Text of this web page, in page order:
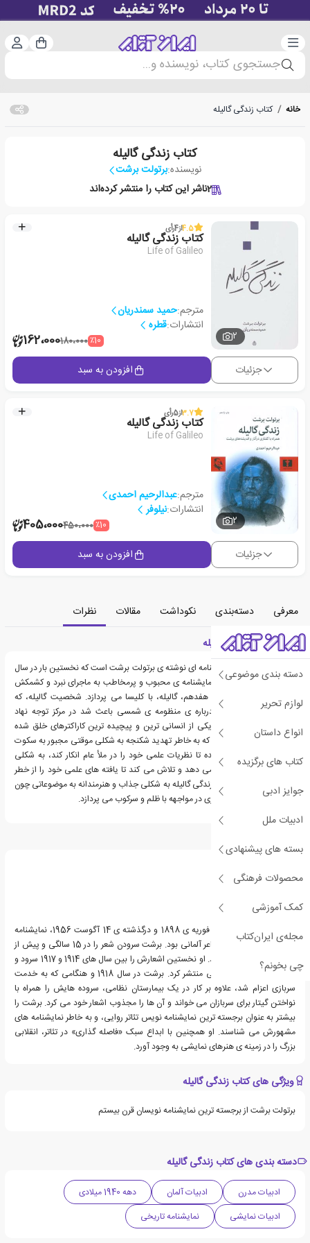
دسته‌بندی سبد
جستجوی کتاب، نویسنده و...
دسته بندی موضوعی
لوازم تحریر
انواع داستان
کتاب های برگزیده
جوایز ادبی
ادبیات ملل
بسته های پیشنهادی
محصولات فرهنگی
کمک آموزشی
مجله‌ی ایران‌کتاب
چی بخونم؟
خانه / کتاب زندگی گالیله
کتاب زندگی گالیله
نویسنده:برتولت برشت
2ناشر این کتاب را منتشر کرده‌اند
2
4.5از4رأی
کتاب زندگی گالیله
Life of Galileo
مترجم:حمید سمندریان
انتشارات:قطره
٪10180،000162،000
جزئیات افزودن به سبد
2
3.7از5رأی
کتاب زندگی گالیله
Life of Galileo
مترجم:عبدالرحیم احمدی
انتشارات:نیلوفر
٪10450،000405،000
جزئیات افزودن به سبد
معرفی دسته‌بندی نکوداشت مقالات
نظرات
معرفی کتاب زندگی گالیله
کتاب زندگی گالیله، نمایشنامه ای نوشته ی برتولت برشت است که نخستین بار در سال
1943 انتشار یافت. این نمایشنامه ی محبوب و پرمخاطب به ماجرای نبرد و کشمکش
دانشمند برجسته ی قرن هفدهم، گالیله، با کلیسا می پردازد. شخصیت گالیله، که
اکتشافات «کفرآمیزش» درباره ی منظومه ی شمسی باعث شد در مرکز توجه نهاد
تفتیش عقاید قرار گیرد، یکی از انسانی ترین و پیچیده ترین کاراکترهای خلق شده
توسط برشت است. گالیله که به خاطر تهدید شکنجه به شکلی موقتی مجبور به سکوت
شده و همچنین وادار شده تا نظریات علمی خود را در ملأ عام انکار کند، به شکلی
پنهانی به کار خود ادامه می دهد و تلاش می کند تا یافته های علمی خود را از خطر
نابودی نجات دهد. کتاب زندگی گالیله به شکلی جذاب و هنرمندانه به موضوعاتی چون
تعصبات کورکورانه و پایداری در مواجهه با ظلم و سرکوب می پردازد.
درباره برتولت برشت
برتولت برشت، زاده ی 10 فوریه ی 1898 و درگذشته ی 14 آگوست 1956، نمایشنامه
نویس، کارگردان تئاتر و شاعر آلمانی بود. برشت سرودن شعر را در 15 سالگی و پیش از
نمایشنامه نویسی آغاز کرد. او نخستین اشعارش را بین سال های 1914 و 1917 سرود و
آن ها را در نشریات محلی منتشر کرد. برشت در سال 1918 و هنگامی که به خدمت
سربازی اعزام شد، علاوه بر کار در یک بیمارستان نظامی، سروده هایش را همراه با
نواختن گیتار برای سربازان می خواند و آن ها را مجذوب اشعار خود می کرد. برشت را
بیشتر به عنوان برجسته ترین نمایشنامه نویس تئاتر روایی، و به خاطر نمایشنامه های
مشهورش می شناسند. او همچنین با ابداع سبک «فاصله گذاری» در تئاتر، انقلابی
بزرگ را در زمینه ی هنرهای نمایشی به وجود آورد.
ویژگی های کتاب زندگی گالیله
برتولت برشت از برجسته ترین نمایشنامه نویسان قرن بیستم
دسته بندی های کتاب زندگی گالیله
ادبیات مدرن ادبیات آلمان
دهه 1940 میلادی
ادبیات نمایشی
نمایشنامه تاریخی